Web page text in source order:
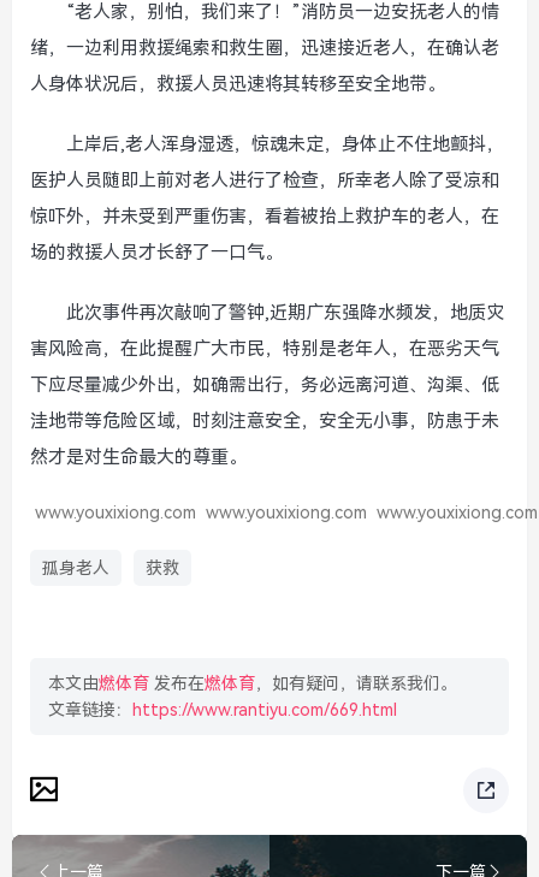
“老人家，别怕，我们来了！”消防员一边安抚老人的情
绪，一边利用救援绳索和救生圈，迅速接近老人，在确认老
人身体状况后，救援人员迅速将其转移至安全地带。
上岸后,老人浑身湿透，惊魂未定，身体止不住地颤抖，
医护人员随即上前对老人进行了检查，所幸老人除了受凉和
惊吓外，并未受到严重伤害，看着被抬上救护车的老人，在
场的救援人员才长舒了一口气。
此次事件再次敲响了警钟,近期广东强降水频发，地质灾
害风险高，在此提醒广大市民，特别是老年人，在恶劣天气
下应尽量减少外出，如确需出行，务必远离河道、沟渠、低
洼地带等危险区域，时刻注意安全，安全无小事，防患于未
然才是对生命最大的尊重。
www.youxixiong.com www.youxixiong.com www.youxixiong.com
孤身老人 获救
本文由燃体育 发布在燃体育，如有疑问，请联系我们。
文章链接：
https://www.rantiyu.com/669.html
上一篇 下一篇